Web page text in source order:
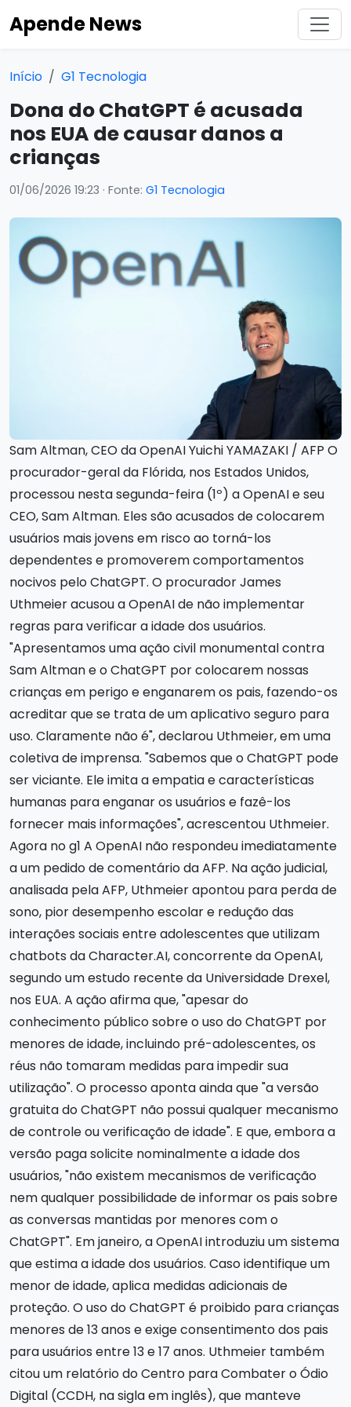
Apende News
Início G1 Tecnologia
Dona do ChatGPT é acusada
nos EUA de causar danos a
crianças
01/06/2026 19:23 · Fonte: G1 Tecnologia
Sam Altman, CEO da OpenAI Yuichi YAMAZAKI / AFP O
procurador-geral da Flórida, nos Estados Unidos,
processou nesta segunda-feira (1º) a OpenAI e seu
CEO, Sam Altman. Eles são acusados de colocarem
usuários mais jovens em risco ao torná-los
dependentes e promoverem comportamentos
nocivos pelo ChatGPT. O procurador James
Uthmeier acusou a OpenAI de não implementar
regras para verificar a idade dos usuários.
"Apresentamos uma ação civil monumental contra
Sam Altman e o ChatGPT por colocarem nossas
crianças em perigo e enganarem os pais, fazendo-os
acreditar que se trata de um aplicativo seguro para
uso. Claramente não é", declarou Uthmeier, em uma
coletiva de imprensa. "Sabemos que o ChatGPT pode
ser viciante. Ele imita a empatia e características
humanas para enganar os usuários e fazê-los
fornecer mais informações", acrescentou Uthmeier.
Agora no g1 A OpenAI não respondeu imediatamente
a um pedido de comentário da AFP. Na ação judicial,
analisada pela AFP, Uthmeier apontou para perda de
sono, pior desempenho escolar e redução das
interações sociais entre adolescentes que utilizam
chatbots da Character.AI, concorrente da OpenAI,
segundo um estudo recente da Universidade Drexel,
nos EUA. A ação afirma que, "apesar do
conhecimento público sobre o uso do ChatGPT por
menores de idade, incluindo pré-adolescentes, os
réus não tomaram medidas para impedir sua
utilização". O processo aponta ainda que "a versão
gratuita do ChatGPT não possui qualquer mecanismo
de controle ou verificação de idade". E que, embora a
versão paga solicite nominalmente a idade dos
usuários, "não existem mecanismos de verificação
nem qualquer possibilidade de informar os pais sobre
as conversas mantidas por menores com o
ChatGPT". Em janeiro, a OpenAI introduziu um sistema
que estima a idade dos usuários. Caso identifique um
menor de idade, aplica medidas adicionais de
proteção. O uso do ChatGPT é proibido para crianças
menores de 13 anos e exige consentimento dos pais
para usuários entre 13 e 17 anos. Uthmeier também
citou um relatório do Centro para Combater o Ódio
Digital (CCDH, na sigla em inglês), que manteve